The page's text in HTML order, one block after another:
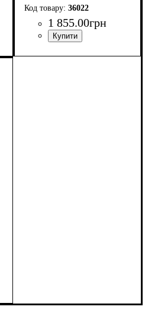
36022
1 855.00грн